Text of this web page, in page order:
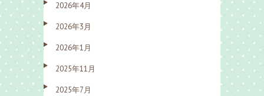
2026年4月
2026年3月
2026年1月
2025年11月
2025年7月